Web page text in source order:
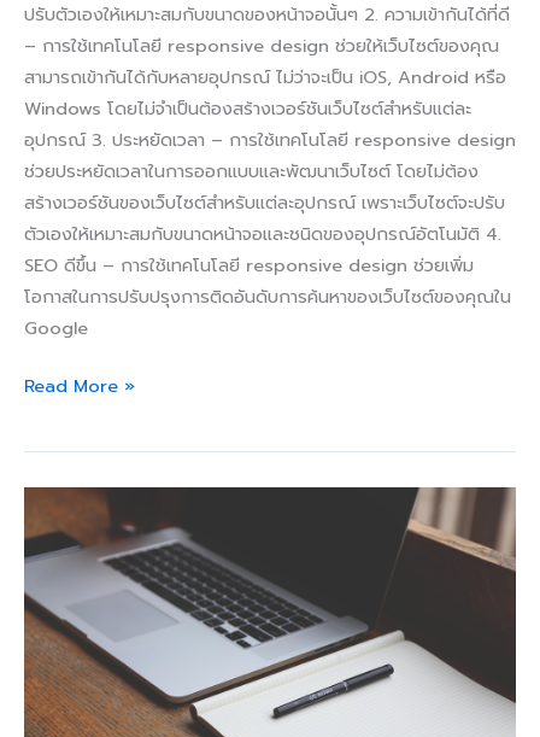
ปรับตัวเองให้เหมาะสมกับขนาดของหน้าจอนั้นๆ 2. ความเข้ากันได้ที่ดี
– การใช้เทคโนโลยี responsive design ช่วยให้เว็บไซต์ของคุณ
สามารถเข้ากันได้กับหลายอุปกรณ์ ไม่ว่าจะเป็น iOS, Android หรือ
Windows โดยไม่จำเป็นต้องสร้างเวอร์ชันเว็บไซต์สำหรับแต่ละ
อุปกรณ์ 3. ประหยัดเวลา – การใช้เทคโนโลยี responsive design
ช่วยประหยัดเวลาในการออกแบบและพัฒนาเว็บไซต์ โดยไม่ต้อง
สร้างเวอร์ชันของเว็บไซต์สำหรับแต่ละอุปกรณ์ เพราะเว็บไซต์จะปรับ
ตัวเองให้เหมาะสมกับขนาดหน้าจอและชนิดของอุปกรณ์อัตโนมัติ 4.
SEO ดีขึ้น – การใช้เทคโนโลยี responsive design ช่วยเพิ่ม
โอกาสในการปรับปรุงการติดอันดับการค้นหาของเว็บไซต์ของคุณใน
Google
Read More »
เทคนิค
การ
ออกแบบ
เว็บไซต์
สำหรับ
ธุรกิจ
ไม่
ใหญ่